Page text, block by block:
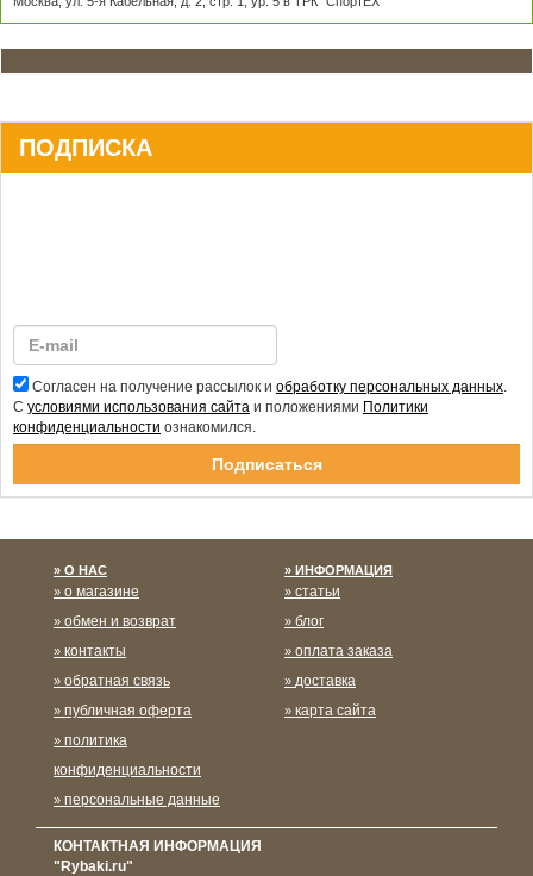
ПОДПИСКА
Согласен на получение рассылок и обработку персональных данных
С условиями использования сайта и положениями Политики
конфиденциальности ознакомился.
Спасибо за подписку!
О НАС
о магазине
обмен и возврат
контакты
обратная связь
публичная оферта
политика
конфиденциальности
персональные данные
ИНФОРМАЦИЯ
статьи
блог
оплата заказа
доставка
карта сайта
КОНТАКТНАЯ ИНФОРМАЦИЯ
"Rybaki.ru"